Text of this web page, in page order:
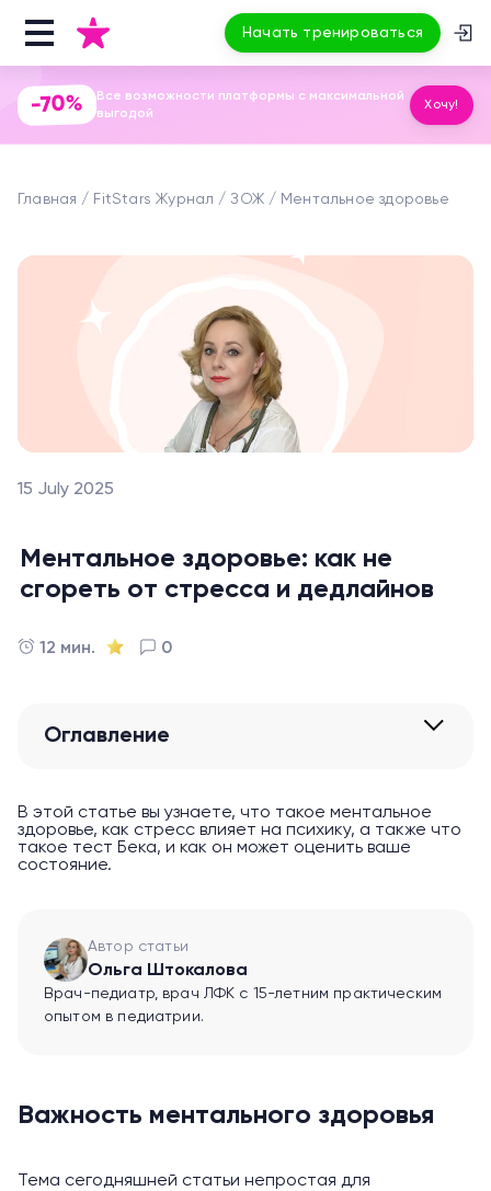
Начать тренироваться
-70%
Все возможности платформы с максимальной
выгодой
Хочу!
Главная FitStars Журнал ЗОЖ Ментальное здоровье
15 July 2025
Ментальное здоровье: как не
сгореть от стресса и дедлайнов
12 мин. 0
Оглавление
В этой статье вы узнаете, что такое ментальное
здоровье, как стресс влияет на психику, а также что
такое тест Бека, и как он может оценить ваше
состояние.
Автор статьи
Ольга Штокалова
Врач-педиатр, врач ЛФК с 15-летним практическим
опытом в педиатрии.
Важность ментального здоровья
Тема сегодняшней статьи непростая для